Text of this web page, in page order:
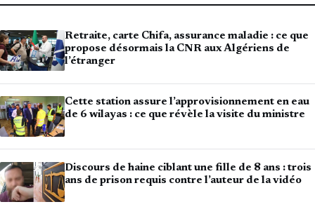
Retraite, carte Chifa, assurance maladie : ce que
propose désormais la CNR aux Algériens de
l’étranger
Cette station assure l’approvisionnement en eau
de 6 wilayas : ce que révèle la visite du ministre
Discours de haine ciblant une fille de 8 ans : trois
ans de prison requis contre l’auteur de la vidéo